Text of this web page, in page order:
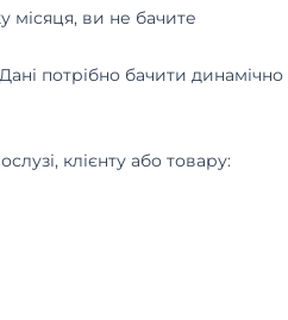
місяця, ви не бачите
потрібно бачити динамічно
клієнту або товару: